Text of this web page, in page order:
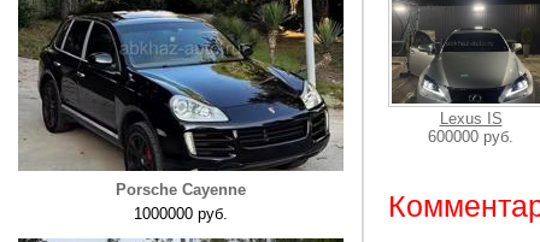
Porsche Cayenne
1000000 руб.
Lexus IS
600000 руб.